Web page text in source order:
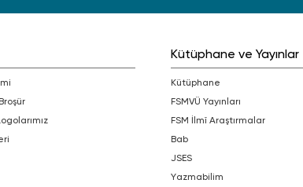
Kütüphane ve Yayınlar
Kütüphane
FSMVÜ Yayınları
FSM İlmî Araştırmalar
bab
JSES
Yazmabilim